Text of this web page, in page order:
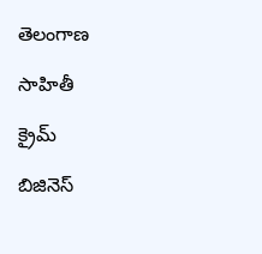
తెలంగాణ
సాహితీ
క్రైమ్
బిజినెస్